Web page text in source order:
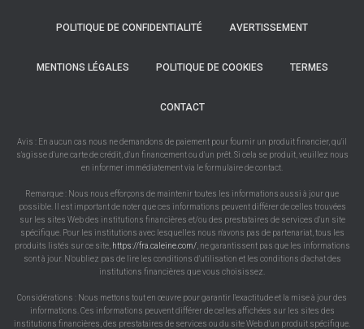
POLITIQUE DE CONFIDENTIALITÉ AVERTISSEMENT
MENTIONS LÉGALES POLITIQUE DE COOKIES TERMES
CONTACT
Avis : En aucun cas nous ne demandons de paiement pour fournir un produit financier, qu'il
s'agisse d'une carte de crédit, d'un financement ou d'un prêt. Si cela se produit, veuillez nous
en informer immédiatement via le formulaire de contact.
Remarque : Nous nous efforçons de maintenir toutes les informations aussi à jour que
possible. Il est important de noter que ces informations peuvent différer de celles trouvées
sur les sites Web des institutions financières et/ou des prestataires de services d'un site
spécifique. Pour les institutions avec lesquelles nous n'avons pas de partenariat, tous les
produits listés sur ce site, https://fra.caleine.com/, ne garantissent pas que les informations
sont à jour. N'oubliez pas de lire les conditions d'utilisation et les conditions d'achat des
institutions financières que vous choisissez.
Considérations : Nous mettons tout en œuvre pour garantir l'exactitude et la mise à jour des
informations. Ces informations peuvent différer de celles affichées sur les sites des
institutions financières, des prestataires de services ou du site Web d'un produit spécifique.